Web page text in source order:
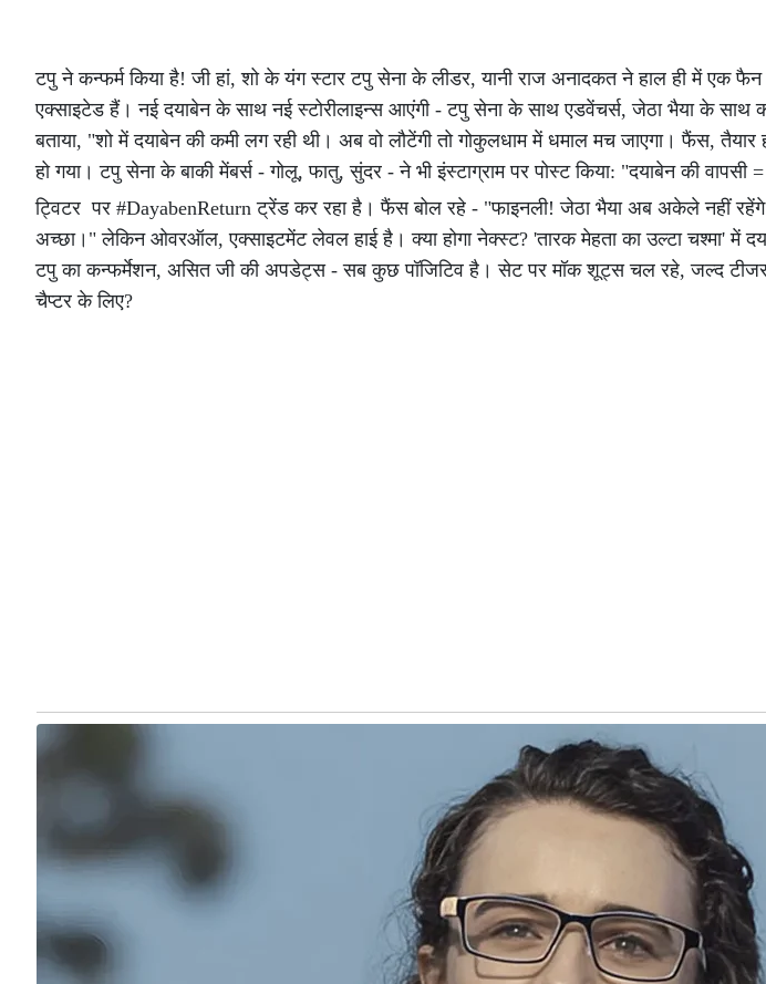
टपु ने कन्फर्म किया है! जी हां, शो के यंग स्टार टपु सेना के लीडर, यानी राज अनादकत ने हाल ही में एक
एक्साइटेड हैं। नई दयाबेन के साथ नई स्टोरीलाइन्स आएंगी - टपु सेना के साथ एडवेंचर्स, जेठा भैया के
बताया, "शो में दयाबेन की कमी लग रही थी। अब वो लौटेंगी तो गोकुलधाम में धमाल मच जाएगा। फैंस,
हो गया। टपु सेना के बाकी मेंबर्स - गोलू, फातु, सुंदर - ने भी इंस्टाग्राम पर पोस्ट किया: "दयाबेन की वापसी
ट्विटर पर #DayabenReturn ट्रेंड कर रहा है। फैंस बोल रहे - "फाइनली! जेठा भैया अब अकेले नहीं
अच्छा।" लेकिन ओवरऑल, एक्साइटमेंट लेवल हाई है। क्या होगा नेक्स्ट? 'तारक मेहता का उल्टा चश्मा' में
टपु का कन्फर्मेशन, असित जी की अपडेट्स - सब कुछ पॉजिटिव है। सेट पर मॉक शूट्स चल रहे, जल्द
चैप्टर के लिए?